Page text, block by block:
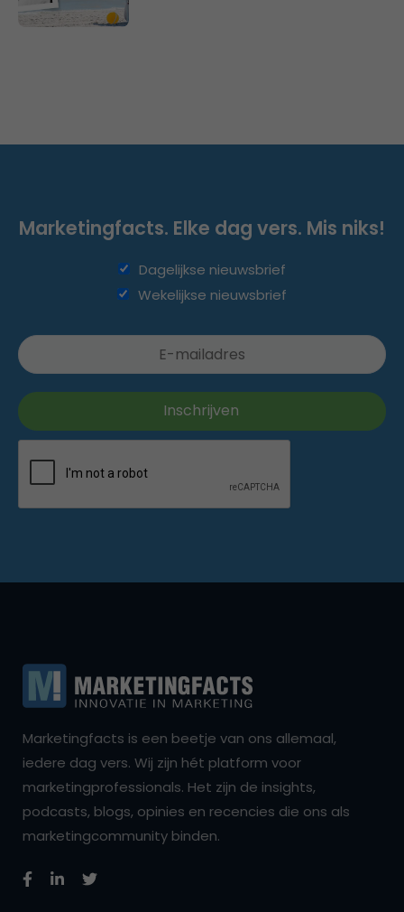
Marketingfacts. Elke dag vers. Mis niks!
Dagelijkse nieuwsbrief
Wekelijkse nieuwsbrief
Marketingfacts is een beetje van ons allemaal,
iedere dag vers. Wij zijn hét platform voor
marketingprofessionals. Het zijn de insights,
podcasts, blogs, opinies en recencies die ons als
marketingcommunity binden.